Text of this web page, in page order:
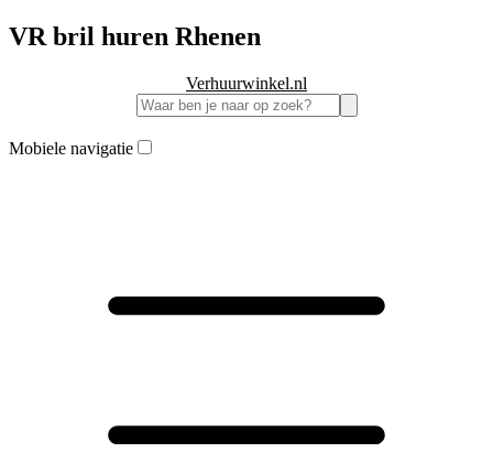
VR bril huren Rhenen
Verhuurwinkel.nl
Mobiele navigatie